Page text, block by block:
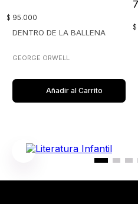
$ 95.000
DENTRO DE LA BALLENA
GEORGE ORWELL
Añadir al Carrito
$